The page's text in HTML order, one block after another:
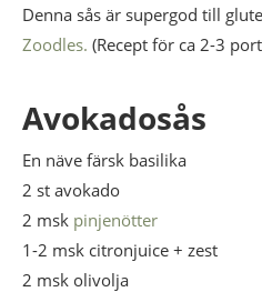
Denna sås är supergod till
Zoodles. (Recept för ca 2-3
Avokadosås
En näve färsk basilika
2 st avokado
2 msk pinjenötter
1-2 msk citronjuice + zest
2 msk olivolja